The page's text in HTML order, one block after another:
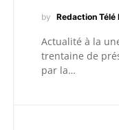
by Redaction Télé
Actualité à la
trentaine de
par la…